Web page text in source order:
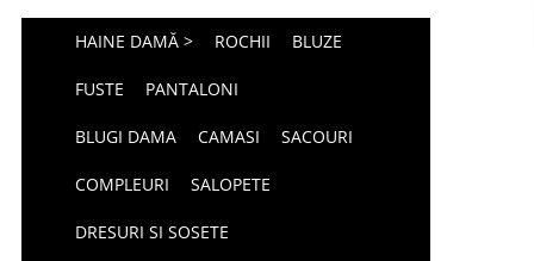
HAINE DAMĂ > ROCHII BLUZE
FUSTE PANTALONI
BLUGI DAMA CAMASI SACOURI
COMPLEURI SALOPETE
DRESURI SI SOSETE